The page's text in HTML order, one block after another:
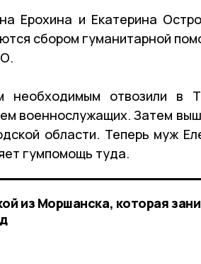
Ерохина и Екатерина
сбором гуманитарной
необходимым отвозили в
военнослужащих. Затем
области. Теперь муж
гумпомощь туда.
из Моршанска, которая